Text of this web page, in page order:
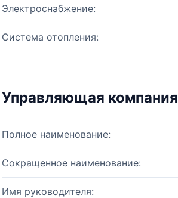
Электроснабжение:
Система отопления:
Управляющая компания
Полное наименование:
Сокращенное наименование:
Имя руководителя: